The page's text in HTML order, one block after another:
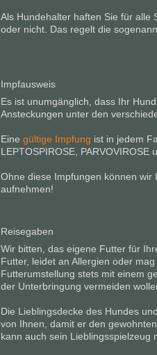
Als Hundehalter haften Sie für alle
oder nicht. Das regelt die
Impfausweis
Es ist unumgänglich, dass Ihr
Ansteckungen unter den
Einegültige Impfung ist in jedem
LEPTOSPIROSE, PARVOVIROSE
Ohne diese Impfungen können
aufnehmen!
Reisegaben
Wir bitten, das eigene Futter für
Futter, leidet an Allergien oder
Futterumstellung stets mit einem
der Unterbringung vermeiden
Die Lieblingsdecke des Hundes
von Ihnen, damit er den
kann auch sein Lieblingsspielzeug